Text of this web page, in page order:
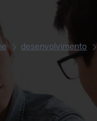
desenvolvimento